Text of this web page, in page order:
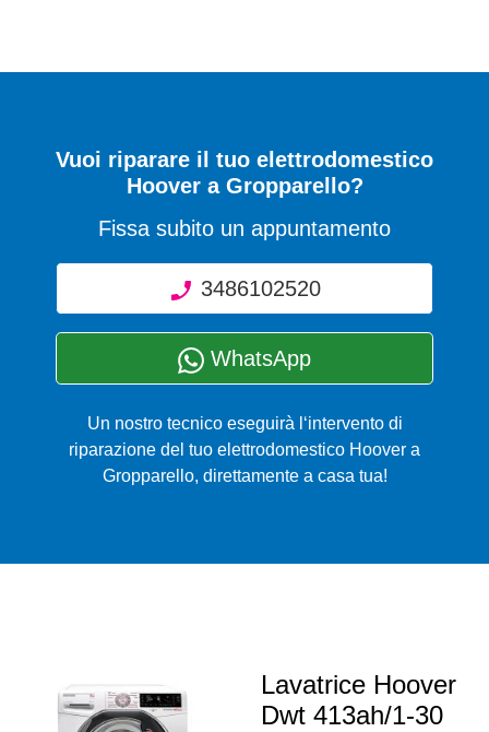
Vuoi riparare il tuo elettrodomestico
Hoover a Gropparello?
Fissa subito un appuntamento
3486102520
WhatsApp
Un nostro tecnico eseguirà l‘intervento di
riparazione del tuo elettrodomestico Hoover a
Gropparello, direttamente a casa tua!
Lavatrice Hoover
Dwt 413ah/1-30